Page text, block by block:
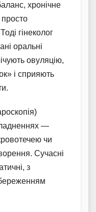
хронічне
гінеколог
оральні
овуляцію,
і сприяють
—
чи
Сучасні
з